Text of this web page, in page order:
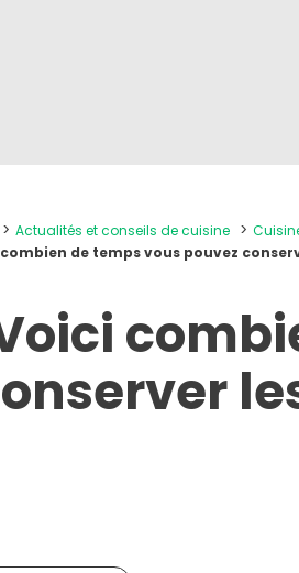
Actualités et conseils de cuisine
de temps vous pouvez